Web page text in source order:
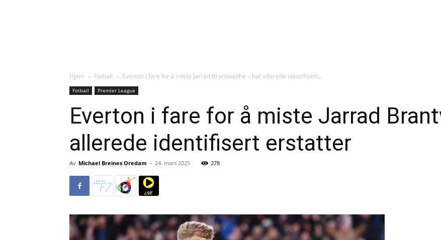
Hjem Fotball Everton i fare for å miste Jarrad Brantwaithe – har allerede identifisert...
Fotball Premier League
Everton i fare for å miste Jarrad
allerede identifisert erstatter
Av Michael Breines Oredam - 24. mars 2025 278